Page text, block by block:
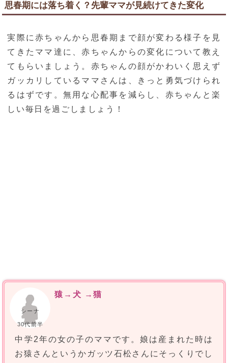
思春期には落ち着く？先輩ママが見続けてきた変化
実際に赤ちゃんから思春期まで顔が変わる様子を見
てきたママ達に、赤ちゃんからの変化について教え
てもらいましょう。赤ちゃんの顔がかわいく思えず
ガッカリしているママさんは、きっと勇気づけられ
るはずです。無用な心配事を減らし、赤ちゃんと楽
しい毎日を過ごしましょう！
シーナ
30代前半
猿→犬 →猫
中学2年の女の子のママです。娘は産まれた時は
お猿さんというかガッツ石松さんにそっくりでし